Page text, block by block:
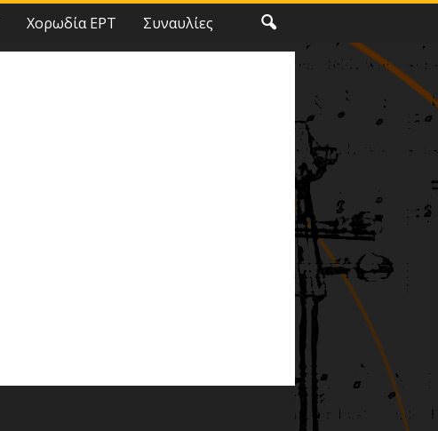
Χορωδία ΕΡΤ Συναυλίες